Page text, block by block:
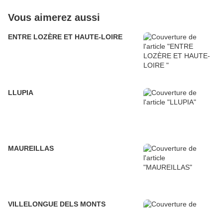
Vous aimerez aussi
ENTRE LOZÈRE ET HAUTE-LOIRE
LLUPIA
MAUREILLAS
VILLELONGUE DELS MONTS